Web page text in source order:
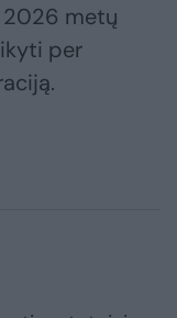
2026 metų
per